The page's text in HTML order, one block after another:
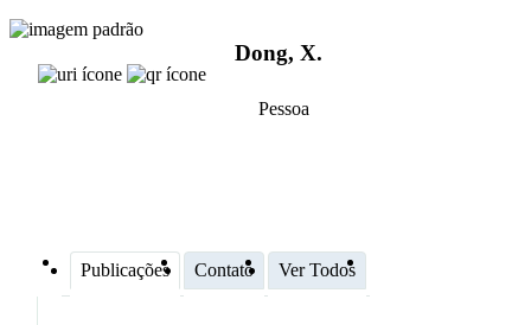
Dong, X.
Pessoa
Publicações Contato Ver Todos